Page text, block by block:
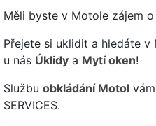
Měli byste v Motole zájem
Přejete si uklidit a hledáte
u nás Úklidya Mytí oken!
Službu obkládání Motolvám
SERVICES.